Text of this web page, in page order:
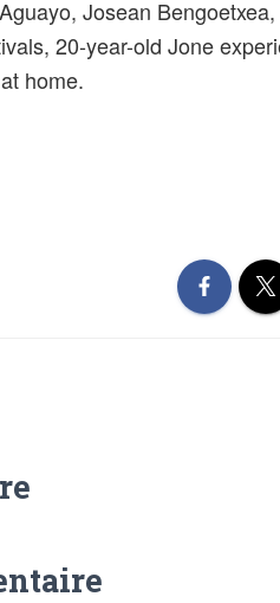
Josean
20-year-old Jone
home.